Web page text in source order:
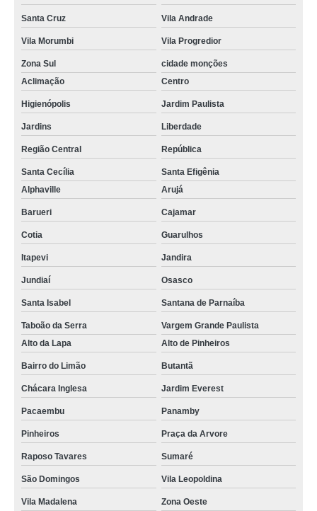
Santa Cruz Vila Andrade
Vila Morumbi Vila Progredior
Zona Sul
cidade monções
Aclimação
Centro
Higienópolis Jardim Paulista
Jardins Liberdade
Região Central República
Santa Cecília
Santa Efigênia
Alphaville
Arujá
Barueri Cajamar
Cotia Guarulhos
Itapevi Jandira
Jundiaí Osasco
Santa Isabel Santana de Parnaíba
Taboão da Serra
Vargem Grande Paulista
Alto da Lapa
Alto de Pinheiros
Bairro do Limão Butantã
Chácara Inglesa Jardim Everest
Pacaembu Panamby
Pinheiros Praça da Arvore
Raposo Tavares Sumaré
São Domingos Vila Leopoldina
Vila Madalena
Zona Oeste